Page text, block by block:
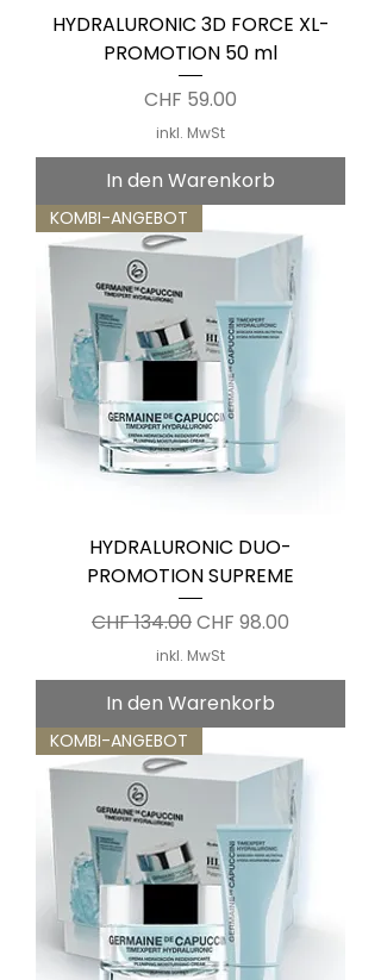
HYDRALURONIC 3D FORCE XL-
PROMOTION 50 ml
Preis
CHF 59.00
inkl. MwSt
In den Warenkorb
KOMBI-ANGEBOT
HYDRALURONIC DUO-
PROMOTION SUPREME
Standardpreis
CHF 134.00Sale-Preis
CHF 98.00
inkl. MwSt
In den Warenkorb
KOMBI-ANGEBOT